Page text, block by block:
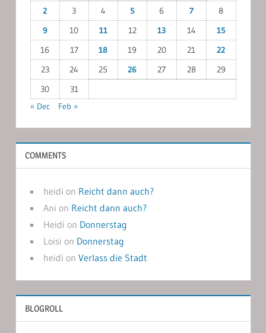
2
3 4 5 6 7
8
9
10 11 12 13 14
15
16
17 18 19 20 21
22
23
24 25 26 27 28
29
30
31
« Dec
Feb »
COMMENTS
heidi on Reicht dann auch?
Ani on Reicht dann auch?
Heidi on Donnerstag
Loisi on Donnerstag
heidi on Verlass die Stadt
BLOGROLL